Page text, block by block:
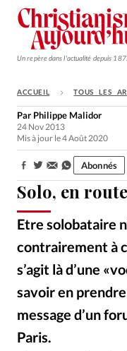
Un repère dans l'actualité depuis
Monde
Opinions
Faire un don
Emploi
Se connecter
Édition:
Devise:
ACCUEIL TOUS LES
Solo, en
Etre solobataire
contrairement à
s’agit là d’une
savoir en
message d’un
Paris.
Par Philippe Malidor
24 Nov 2013
Mis à jour le 4 Août 2020
Partager: Abonnés